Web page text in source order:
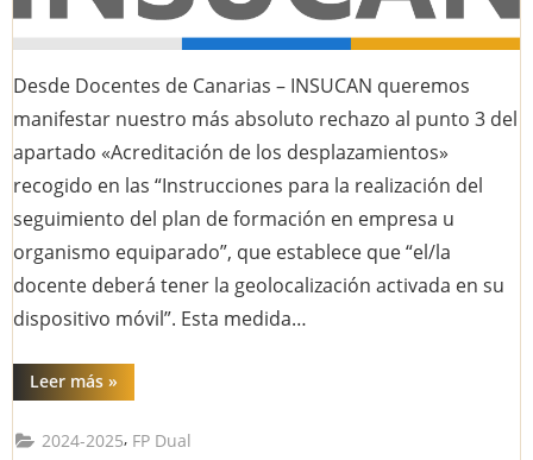
Desde Docentes de Canarias – INSUCAN queremos
manifestar nuestro más absoluto rechazo al punto 3 del
apartado «Acreditación de los desplazamientos»
recogido en las “Instrucciones para la realización del
seguimiento del plan de formación en empresa u
organismo equiparado”, que establece que “el/la
docente deberá tener la geolocalización activada en su
dispositivo móvil”. Esta medida…
Leer más“COMUNICADO
RESPECTO
LA
GEOLOCALIZACIÓN
»
2024-2025, FP Dual